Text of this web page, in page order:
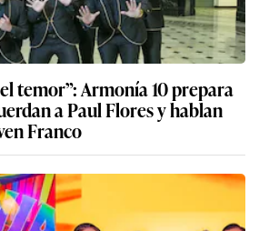
temor”: Armonía 10 prepara
a Paul Flores y hablan
Franco